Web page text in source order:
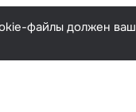
файлы должен ваш